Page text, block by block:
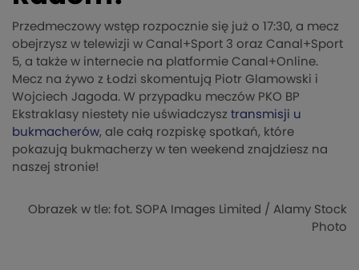
Przedmeczowy wstęp rozpocznie się już o 17:30, a mecz
obejrzysz w telewizji w Canal+Sport 3 oraz Canal+Sport
5, a także w internecie na platformie Canal+Online.
Mecz na żywo z Łodzi skomentują Piotr Glamowski i
Wojciech Jagoda. W przypadku meczów PKO BP
Ekstraklasy niestety nie uświadczysz transmisji u
bukmacherów, ale całą rozpiskę spotkań, które
pokazują bukmacherzy w ten weekend znajdziesz na
naszej stronie!
Obrazek w tle: fot. SOPA Images Limited / Alamy Stock
Photo